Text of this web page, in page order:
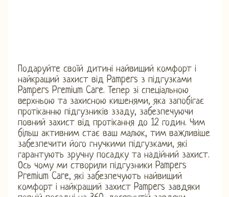
Подаруйте своїй дитині найвищий комфорт і
найкращий захист від Pampers з підгузками
Pampers Premium Care. Тепер зі спеціальною
верхньою та захисною кишенями, яка запобігає
протіканню підгузників ззаду, забезпечуючи
повний захист від протікання до 12 годин. Чим
більш активним стає ваш малюк, тим важливіше
забезпечити його гнучкими підгузками, які
гарантують зручну посадку та надійний захист.
Ось чому ми створили підгузники Pampers
Premium Care, які забезпечують найвищий
комфорт і найкращий захист Pampers завдяки